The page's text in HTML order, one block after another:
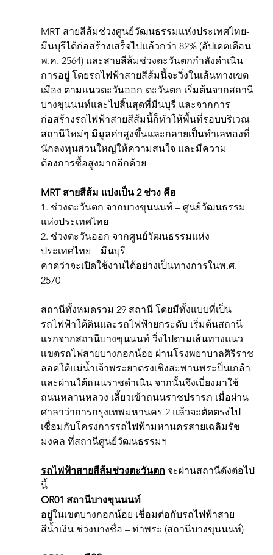
MRT สายสีส้มช่วงศูนย์วัฒนธรรมแห่งประเทศไทย-
มีนบุรีได้ก่อสร้างเสร็จไปแล้วกว่า 82% (อัปเดตเดือน
พ.ค. 2564) และสายสีส้มช่วงตะวันตกกำลังดำเนิน
การอยู่ โดยรถไฟฟ้าสายสีส้มนี้จะวิ่งในเส้นทางเขต
เมือง ตามแนวตะวันออก-ตะวันตก เริ่มต้นจากสถานี
บางขุนนนท์และไปสิ้นสุดที่มีนบุรี และจากการ
ก่อสร้างรถไฟฟ้าสายสีส้มนี้ก็ทำให้พื้นที่รอบบริเวณ
สถานีใหม่ๆ มีมูลค่าสูงขึ้นและกลายเป็นทำเลทองที่
นักลงทุนส่วนใหญ่ให้ความสนใจ และมีความ
ต้องการซื้อสูงมากอีกด้วย
MRT สายสีส้ม แบ่งเป็น 2 ช่วง คือ
1. ช่วงตะวันตก จากบางขุนนนท์ – ศูนย์วัฒนธรรม
แห่งประเทศไทย
2. ช่วงตะวันออก จากศูนย์วัฒนธรรมแห่ง
ประเทศไทย – มีนบุรี
คาดว่าจะเปิดใช้งานได้อย่างเป็นทางการในพ.ศ.
2570
สถานีทั้งหมดรวม 29 สถานี โดยมีทั้งแบบที่เป็น
รถไฟฟ้าใต้ดินและรถไฟฟ้ายกระดับ เริ่มต้นสถานี
แรกจากสถานีบางขุนนนท์ วิ่งไปตามเส้นทางแนว
เเขตรถไฟสายบางกอกน้อย ผ่านโรงพยาบาลศิริราช
ลอดใต้แม่น้ำเจ้าพระยาตรงเชิงสะพานพระปิ่นเกล้า
และผ่านใต้ถนนราชดำเนิน จากนั้นจึงเบี่ยงมาใช้
ถนนหลานหลวง เลี้ยวเข้าถนนราชปรารภ เมื่อผ่าน
ศาลาว่าการกรุงเทพมหานคร 2 แล้วจะตัดตรงไป
เชื่อมกับโครงการรถไฟฟ้ามหานครสายเฉลิมรัช
มงคล ที่สถานีศูนย์วัฒนธรรมฯ
รถไฟฟ้าสายสีส้มช่วงตะวันตก จะผ่านสถานีดังต่อไป
นี้
OR01 สถานีบางขุนนนท์
อยู่ในเขตบางกอกน้อย เชื่อมต่อกับรถไฟฟ้าสาย
สีน้ำเงิน ช่วงบางซื่อ – ท่าพระ (สถานีบางขุนนนท์)